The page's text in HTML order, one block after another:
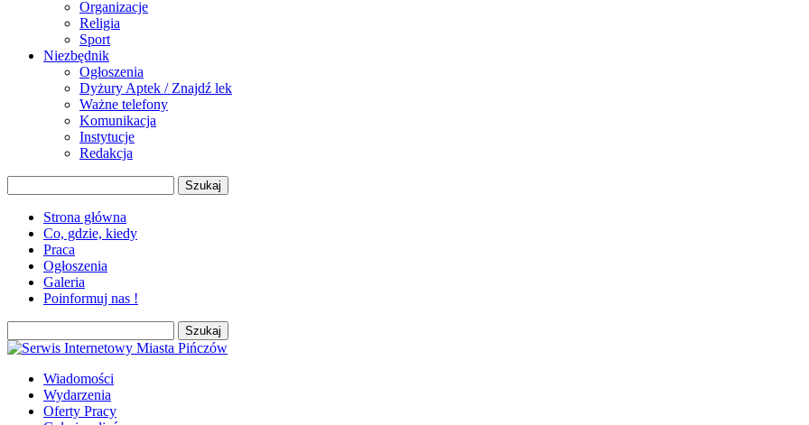
Organizacje
Religia
Sport
Niezbędnik
Ogłoszenia
Dyżury Aptek / Znajdź lek
Ważne telefony
Komunikacja
Instytucje
Redakcja
Strona główna
Co, gdzie, kiedy
Praca
Ogłoszenia
Galeria
Poinformuj nas !
Wiadomości
Wydarzenia
Oferty Pracy